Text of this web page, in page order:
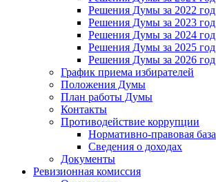
Решения Думы за 2022 год
Решения Думы за 2023 год
Решения Думы за 2024 год
Решения Думы за 2025 год
Решения Думы за 2026 год
График приема избирателей
Положения Думы
План работы Думы
Контакты
Противодействие коррупции
Нормативно-правовая база
Сведения о доходах
Документы
Ревизионная комиссия